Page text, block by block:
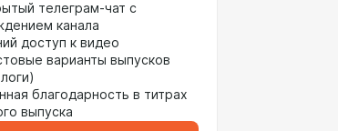
телеграм-чат с
канала
доступ к видео
варианты выпусков
благодарность в титрах
выпуска